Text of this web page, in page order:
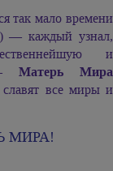
так мало времени
— каждый узнал,
и
Матерь Мира
все миры и
МИРА!